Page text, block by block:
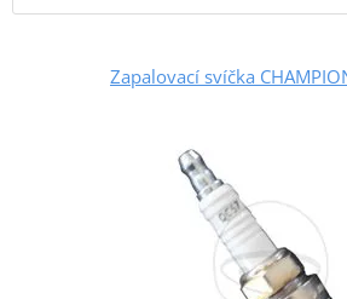
Zapalovací svíčka